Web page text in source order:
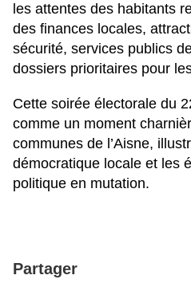
les attentes des habitants
des finances locales,
sécurité, services publics
dossiers prioritaires pour
Cette soirée électorale du
comme un moment
communes de l’Aisne,
démocratique locale et les
politique en mutation.
Partager